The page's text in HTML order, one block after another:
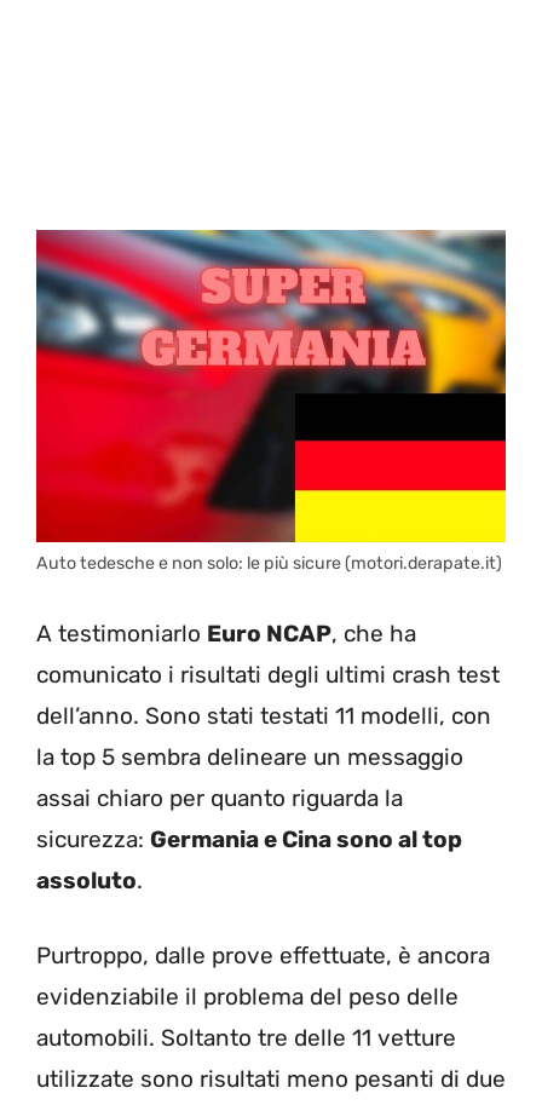
Auto tedesche e non solo: le più sicure (motori.derapate.it)
A testimoniarlo Euro NCAP, che ha
comunicato i risultati degli ultimi crash test
dell’anno. Sono stati testati 11 modelli, con
la top 5 sembra delineare un messaggio
assai chiaro per quanto riguarda la
sicurezza: Germania e Cina sono al top
assoluto.
Purtroppo, dalle prove effettuate, è ancora
evidenziabile il problema del peso delle
automobili. Soltanto tre delle 11 vetture
utilizzate sono risultati meno pesanti di due